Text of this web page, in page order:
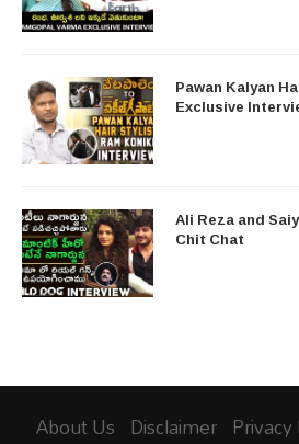
Pawan Kalyan
Exclusive
Ali Reza and
Chit Chat
About Us Disclaimer